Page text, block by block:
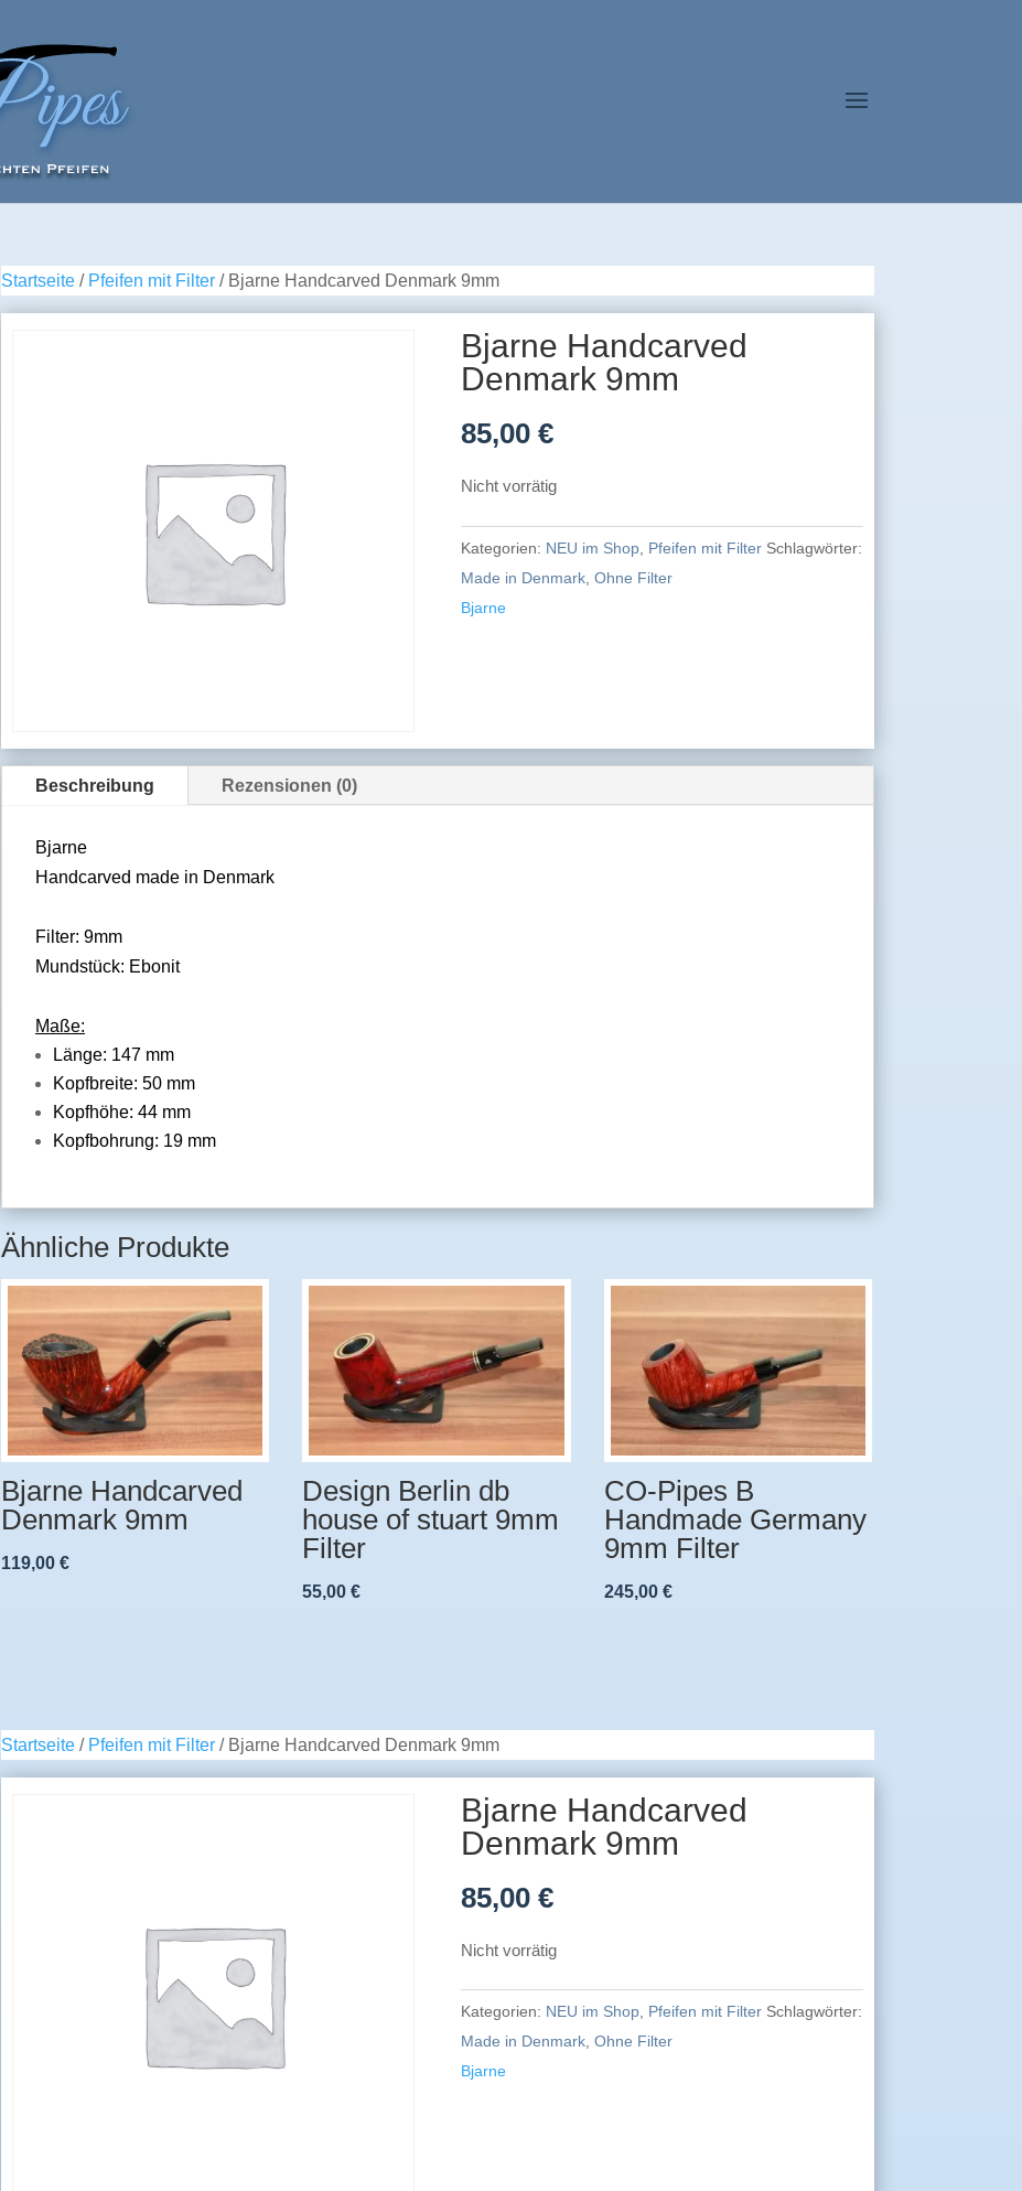
Startseite/ Pfeifen mit Filter/ Bjarne Handcarved Denmark 9mm
Bjarne Handcarved
Denmark 9mm
85,00 €
Nicht vorrätig
Kategorien: NEU im Shop Pfeifen mit Filter Schlagwörter:
Made in Denmark Ohne Filter
Bjarne
Beschreibung Rezensionen (0)
Bjarne
Handcarved made in Denmark
Filter: 9mm
Mundstück: Ebonit
Maße:
Länge: 147 mm
Kopfbreite: 50 mm
Kopfhöhe: 44 mm
Kopfbohrung: 19 mm
Ähnliche Produkte
Bjarne Handcarved
Denmark 9mm
119,00 €
Design Berlin db
house of stuart 9mm
Filter
55,00€
CO-Pipes B
Handmade Germany
9mm Filter
245,00 €
Startseite/ Pfeifen mit Filter/ Bjarne Handcarved Denmark 9mm
Bjarne Handcarved
Denmark 9mm
85,00 €
Nicht vorrätig
Kategorien: NEU im Shop, Pfeifen mit Filter Schlagwörter:
Made in Denmark, Ohne Filter
Bjarne